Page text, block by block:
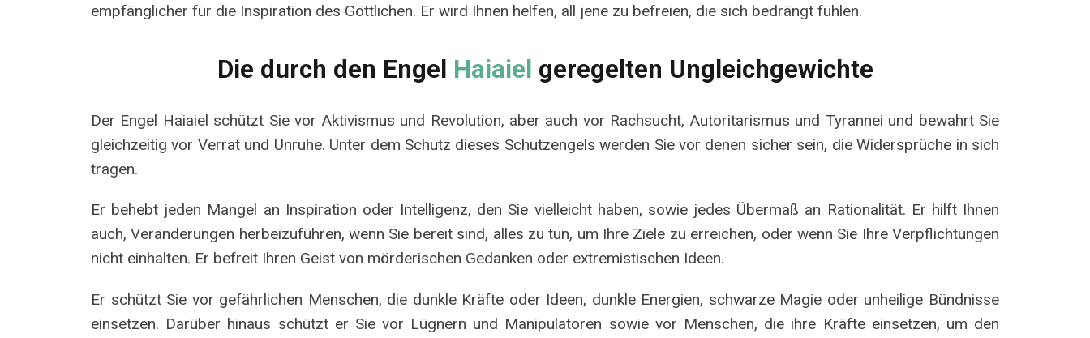
empfänglicher für die Inspiration des Göttlichen. Er wird Ihnen helfen, all jene zu befreien, die sich bedrängt fühlen.
Die durch den Engel Haiaiel geregelten Ungleichgewichte
Der Engel Haiaiel schützt Sie vor Aktivismus und Revolution, aber auch vor Rachsucht, Autoritarismus und Tyrannei und bewahrt Sie
gleichzeitig vor Verrat und Unruhe. Unter dem Schutz dieses Schutzengels werden Sie vor denen sicher sein, die Widersprüche in sich
tragen.
Er behebt jeden Mangel an Inspiration oder Intelligenz, den Sie vielleicht haben, sowie jedes Übermaß an Rationalität. Er hilft Ihnen
auch, Veränderungen herbeizuführen, wenn Sie bereit sind, alles zu tun, um Ihre Ziele zu erreichen, oder wenn Sie Ihre Verpflichtungen
nicht einhalten. Er befreit Ihren Geist von mörderischen Gedanken oder extremistischen Ideen.
Er schützt Sie vor gefährlichen Menschen, die dunkle Kräfte oder Ideen, dunkle Energien, schwarze Magie oder unheilige Bündnisse
einsetzen. Darüber hinaus schützt er Sie vor Lügnern und Manipulatoren sowie vor Menschen, die ihre Kräfte einsetzen, um den